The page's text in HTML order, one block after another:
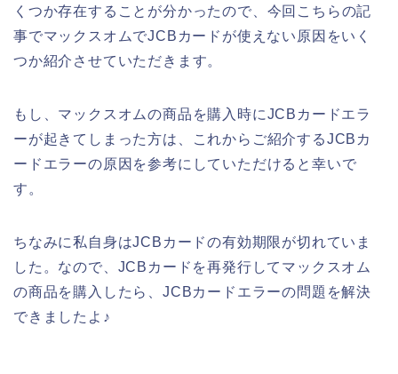
くつか存在することが分かったので、今回こちらの記
事でマックスオムでJCBカードが使えない原因をいく
つか紹介させていただきます。
もし、マックスオムの商品を購入時にJCBカードエラ
ーが起きてしまった方は、これからご紹介するJCBカ
ードエラーの原因を参考にしていただけると幸いで
す。
ちなみに私自身はJCBカードの有効期限が切れていま
した。なので、JCBカードを再発行してマックスオム
の商品を購入したら、JCBカードエラーの問題を解決
できましたよ♪